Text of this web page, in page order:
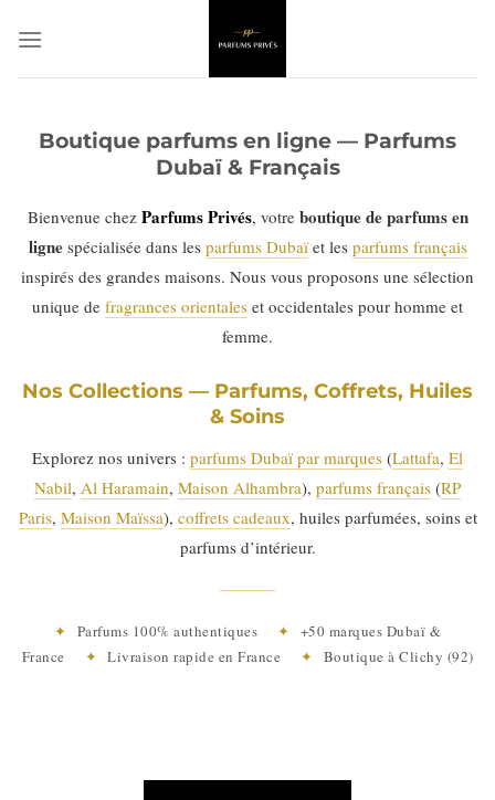
au
Boutique parfums en ligne — Parfums
Dubaï & Français
Bienvenue chez Parfums Privés, votre boutique de parfums en
lignespécialisée dans les parfums Dubaïet les parfums français
inspirés des grandes maisons. Nous vous proposons une sélection
unique de fragrances orientales et occidentales pour homme et
femme.
Nos Collections — Parfums, Coffrets, Huiles
& Soins
Explorez nos univers : parfums Dubaï par marques (Lattafa, El
Nabil, Al Haramain, Maison Alhambra), parfums français (RP
Paris, Maison Maïssa), coffrets cadeaux, huiles parfumées, soins et
parfums d’intérieur.
✦ Parfums 100% authentiques ✦ +50 marques Dubaï &
France ✦ Livraison rapide en France ✦ Boutique à Clichy (92)